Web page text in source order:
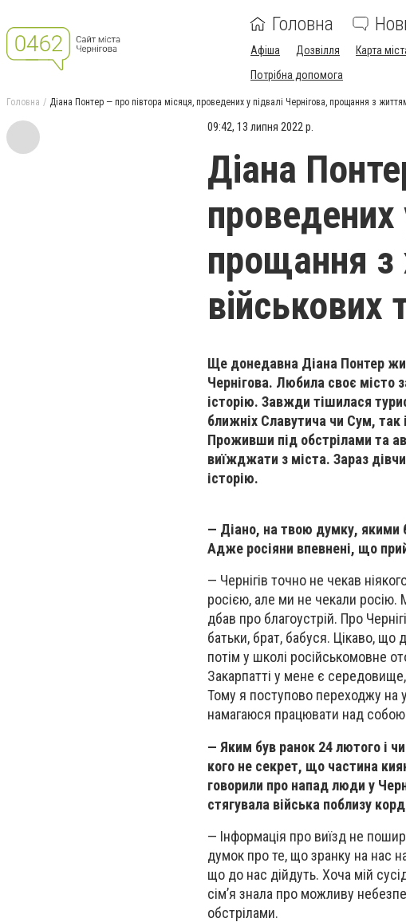
Головна
Афіша Дозвілля Карта
Потрібна допомога
Головна Діана Понтер — про півтора місяця, проведених у підвалі Чернігова, прощання з
09:42, 13 липня 2022 р.
Діана
проведених
прощання з
військових
Ще донедавна Діана Понтер
Чернігова. Любила своє місто
історію. Завжди тішилася
ближніх Славутича чи Сум, так
Проживши під обстрілами та
виїжджати з міста. Зараз
історію.
— Діано, на твою думку, якими
Адже росіяни впевнені, що
— Чернігів точно не чекав
росією, але ми не чекали росію.
дбав про благоустрій. Про
батьки, брат, бабуся. Цікаво,
потім у школі російськомовне
Закарпатті у мене є
Тому я поступово переходжу на
намагаюся працювати над
— Яким був ранок 24 лютого і
кого не секрет, що частина
говорили про напад люди у
стягувала війська поблизу
— Інформація про виїзд не
думок про те, що зранку на нас
що до нас дійдуть. Хоча мій
сім’я знала про можливу
обстрілами.